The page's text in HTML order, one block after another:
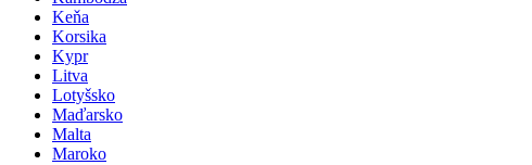
Keňa
Korsika
Kypr
Litva
Lotyšsko
Maďarsko
Malta
Maroko